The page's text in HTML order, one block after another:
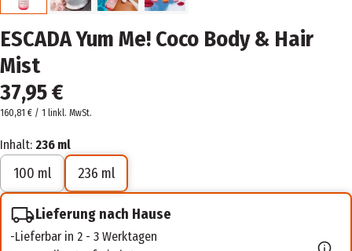
ESCADA Yum Me! Coco Body & Hair
Mist
37,95 €
160,81 € / 1 linkl. MwSt.
Inhalt: 236 ml
100 ml 236 ml
Lieferung nach Hause
Lieferbar in 2 - 3 Werktagen